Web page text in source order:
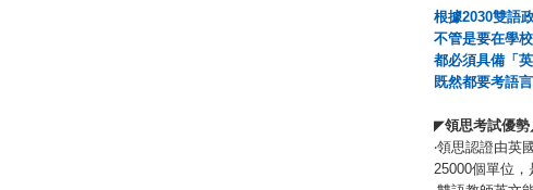
根據2030雙語
不管是要在學
都必須具備「
既然都要考語
◤領思考試優勢
‧領思認證由英
25000個單位，